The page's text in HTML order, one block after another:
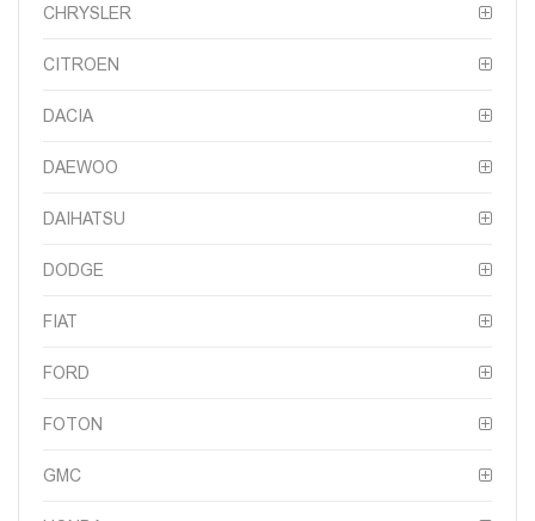
CHRYSLER
CITROEN
DACIA
DAEWOO
DAIHATSU
DODGE
FIAT
FORD
FOTON
GMC